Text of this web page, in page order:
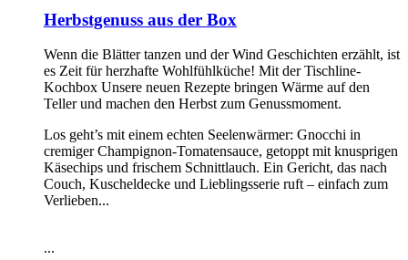
Herbstgenuss aus der Box
Wenn die Blätter tanzen und der Wind Geschichten erzählt, ist
es Zeit für herzhafte Wohlfühlküche! Mit der Tischline-
Kochbox Unsere neuen Rezepte bringen Wärme auf den
Teller und machen den Herbst zum Genussmoment.
Los geht’s mit einem echten Seelenwärmer: Gnocchi in
cremiger Champignon-Tomatensauce, getoppt mit knusprigen
Käsechips und frischem Schnittlauch. Ein Gericht, das nach
Couch, Kuscheldecke und Lieblingsserie ruft – einfach zum
Verlieben...
...